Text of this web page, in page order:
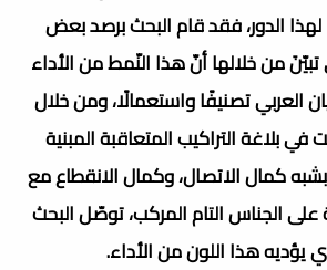
لهذا الدور، فقد قام البحث برصد بعض
تبيّنَ من خلالها أنّ هذا النّمط من الأداء
العربي تصنيفًا واستعمالًا، ومن خلال
في بلاغة التراكيب المتعاقبة المبنية
كمال الاتصال، وكمال الانقطاع مع
على الجناس التام المركب، توصّل البحث
يؤديه هذا اللون من الأداء.